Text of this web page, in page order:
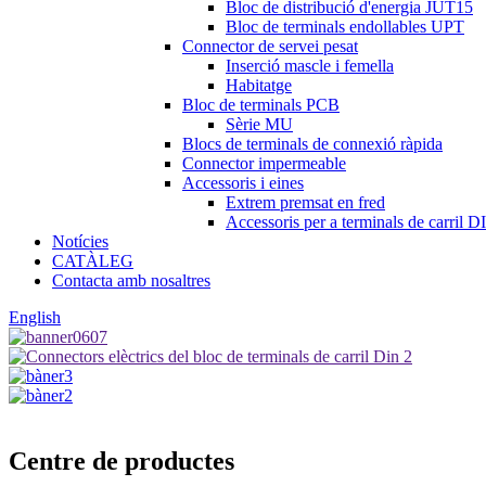
Bloc de distribució d'energia JUT15
Bloc de terminals endollables UPT
Connector de servei pesat
Inserció mascle i femella
Habitatge
Bloc de terminals PCB
Sèrie MU
Blocs de terminals de connexió ràpida
Connector impermeable
Accessoris i eines
Extrem premsat en fred
Accessoris per a terminals de carril
Notícies
CATÀLEG
Contacta amb nosaltres
English
Centre de productes